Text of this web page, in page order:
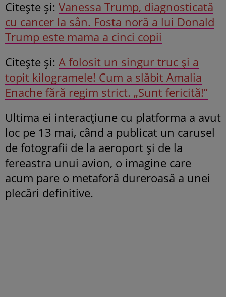
Citeşte şi: Vanessa Trump, diagnosticată
cu cancer la sân. Fosta noră a lui Donald
Trump este mama a cinci copii
Citeşte şi: A folosit un singur truc și a
topit kilogramele! Cum a slăbit Amalia
Enache fără regim strict. „Sunt fericită!”
Ultima ei interacțiune cu platforma a avut
loc pe 13 mai, când a publicat un carusel
de fotografii de la aeroport și de la
fereastra unui avion, o imagine care
acum pare o metaforă dureroasă a unei
plecări definitive.